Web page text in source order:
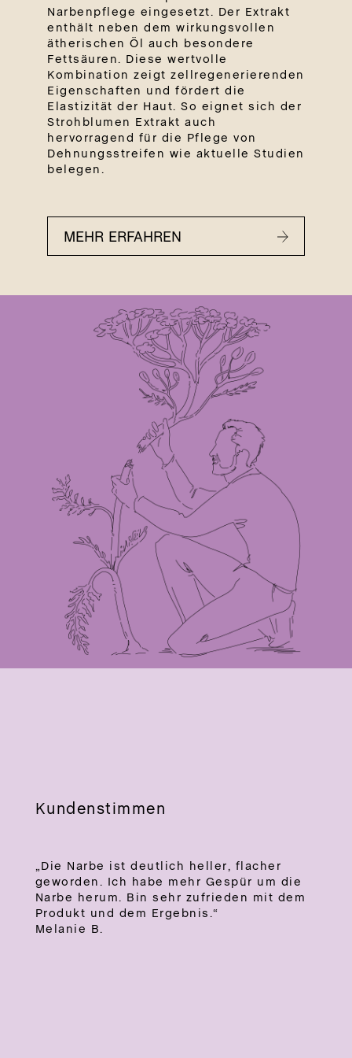
Narbenpflege eingesetzt. Der Extrakt
enthält neben dem wirkungsvollen
ätherischen Öl auch besondere
Fettsäuren. Diese wertvolle
Kombination zeigt zellregenerierenden
Eigenschaften und fördert die
Elastizität der Haut. So eignet sich der
Strohblumen Extrakt auch
hervorragend für die Pflege von
Dehnungsstreifen wie aktuelle Studien
belegen.
MEHR ERFAHREN
Kundenstimmen
„Die Narbe ist deutlich heller, flacher
geworden. Ich habe mehr Gespür um die
Narbe herum. Bin sehr zufrieden mit dem
Produkt und dem Ergebnis.“
Melanie B.